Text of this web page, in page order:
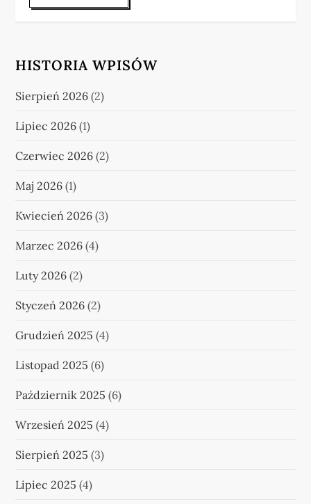
HISTORIA WPISÓW
Sierpień 2026 (2)
Lipiec 2026 (1)
Czerwiec 2026 (2)
Maj 2026 (1)
Kwiecień 2026 (3)
Marzec 2026 (4)
Luty 2026 (2)
Styczeń 2026 (2)
Grudzień 2025 (4)
Listopad 2025 (6)
Październik 2025 (6)
Wrzesień 2025 (4)
Sierpień 2025 (3)
Lipiec 2025 (4)